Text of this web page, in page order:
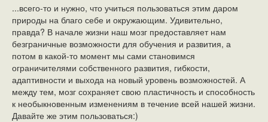
...всего-то и нужно, что учиться пользоваться этим даром
природы на благо себе и окружающим. Удивительно,
правда? В начале жизни наш мозг предоставляет нам
безграничные возможности для обучения и развития, а
потом в какой-то момент мы сами становимся
ограничителями собственного развития, гибкости,
адаптивности и выхода на новый уровень возможностей. А
между тем, мозг сохраняет свою пластичность и способность
к необыкновенным изменениям в течение всей нашей жизни.
Давайте же этим пользоваться:)